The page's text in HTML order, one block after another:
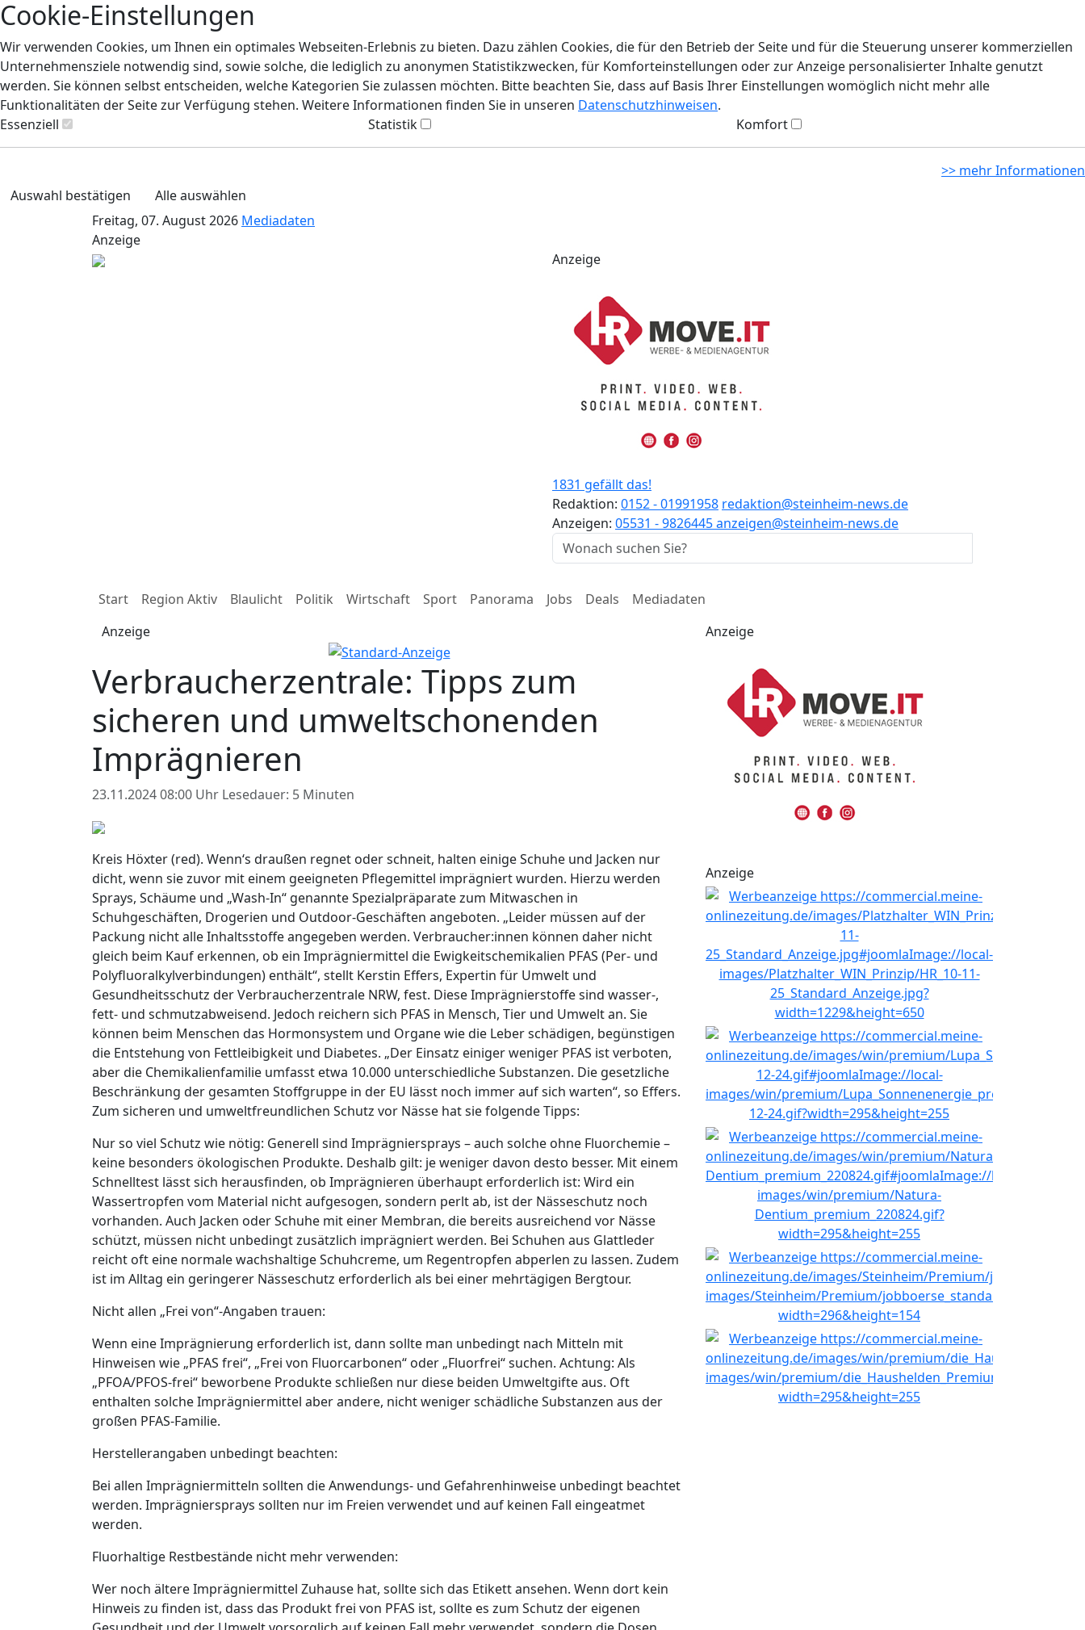
Cookie-Einstellungen
Wir verwenden Cookies, um Ihnen ein optimales Webseiten-Erlebnis zu bieten. Dazu zählen Cookies, die für den Betrieb der Seite und für die Steuerung unserer kommerziellen
Unternehmensziele notwendig sind, sowie solche, die lediglich zu anonymen Statistikzwecken, für Komforteinstellungen oder zur Anzeige personalisierter Inhalte genutzt
werden. Sie können selbst entscheiden, welche Kategorien Sie zulassen möchten. Bitte beachten Sie, dass auf Basis Ihrer Einstellungen womöglich nicht mehr alle
Funktionalitäten der Seite zur Verfügung stehen. Weitere Informationen finden Sie in unseren Datenschutzhinweisen.
Essenziell
Statistik Komfort
>> mehr Informationen
Auswahl bestätigen
Alle auswählen
Freitag, 07. August 2026 Mediadaten
Anzeige
Anzeige
1831 gefällt das!
Redaktion: 0152 - 01991958 redaktion@steinheim-news.de
Anzeigen: 05531 - 9826445anzeigen@steinheim-news.de
Start Region Aktiv Blaulicht Politik Wirtschaft Sport Panorama Jobs Deals
Mediadaten
Anzeige
Verbraucherzentrale: Tipps zum
sicheren und umweltschonenden
Imprägnieren
23.11.2024 08:00 Uhr Lesedauer: 5 Minuten
Kreis Höxter (red). Wenn‘s draußen regnet oder schneit, halten einige Schuhe und Jacken nur
dicht, wenn sie zuvor mit einem geeigneten Pflegemittel imprägniert wurden. Hierzu werden
Sprays, Schäume und „Wash-In“ genannte Spezialpräparate zum Mitwaschen in
Schuhgeschäften, Drogerien und Outdoor-Geschäften angeboten. „Leider müssen auf der
Packung nicht alle Inhaltsstoffe angegeben werden. Verbraucher:innen können daher nicht
gleich beim Kauf erkennen, ob ein Imprägniermittel die Ewigkeitschemikalien PFAS (Per- und
Polyfluoralkylverbindungen) enthält“, stellt Kerstin Effers, Expertin für Umwelt und
Gesundheitsschutz der Verbraucherzentrale NRW, fest. Diese Imprägnierstoffe sind wasser-,
fett- und schmutzabweisend. Jedoch reichern sich PFAS in Mensch, Tier und Umwelt an. Sie
können beim Menschen das Hormonsystem und Organe wie die Leber schädigen, begünstigen
die Entstehung von Fettleibigkeit und Diabetes. „Der Einsatz einiger weniger PFAS ist verboten,
aber die Chemikalienfamilie umfasst etwa 10.000 unterschiedliche Substanzen. Die gesetzliche
Beschränkung der gesamten Stoffgruppe in der EU lässt noch immer auf sich warten“, so Effers.
Zum sicheren und umweltfreundlichen Schutz vor Nässe hat sie folgende Tipps:
Nur so viel Schutz wie nötig: Generell sind Imprägniersprays – auch solche ohne Fluorchemie –
keine besonders ökologischen Produkte. Deshalb gilt: je weniger davon desto besser. Mit einem
Schnelltest lässt sich herausfinden, ob Imprägnieren überhaupt erforderlich ist: Wird ein
Wassertropfen vom Material nicht aufgesogen, sondern perlt ab, ist der Nässeschutz noch
vorhanden. Auch Jacken oder Schuhe mit einer Membran, die bereits ausreichend vor Nässe
schützt, müssen nicht unbedingt zusätzlich imprägniert werden. Bei Schuhen aus Glattleder
reicht oft eine normale wachshaltige Schuhcreme, um Regentropfen abperlen zu lassen. Zudem
ist im Alltag ein geringerer Nässeschutz erforderlich als bei einer mehrtägigen Bergtour.
Nicht allen „Frei von“-Angaben trauen:
Wenn eine Imprägnierung erforderlich ist, dann sollte man unbedingt nach Mitteln mit
Hinweisen wie „PFAS frei“, „Frei von Fluorcarbonen“ oder „Fluorfrei“ suchen. Achtung: Als
„PFOA/PFOS-frei“ beworbene Produkte schließen nur diese beiden Umweltgifte aus. Oft
enthalten solche Imprägniermittel aber andere, nicht weniger schädliche Substanzen aus der
großen PFAS-Familie.
Herstellerangaben unbedingt beachten:
Bei allen Imprägniermitteln sollten die Anwendungs- und Gefahrenhinweise unbedingt beachtet
werden. Imprägniersprays sollten nur im Freien verwendet und auf keinen Fall eingeatmet
werden.
Fluorhaltige Restbestände nicht mehr verwenden:
Wer noch ältere Imprägniermittel Zuhause hat, sollte sich das Etikett ansehen. Wenn dort kein
Hinweis zu finden ist, dass das Produkt frei von PFAS ist, sollte es zum Schutz der eigenen
Anzeige
Anzeige